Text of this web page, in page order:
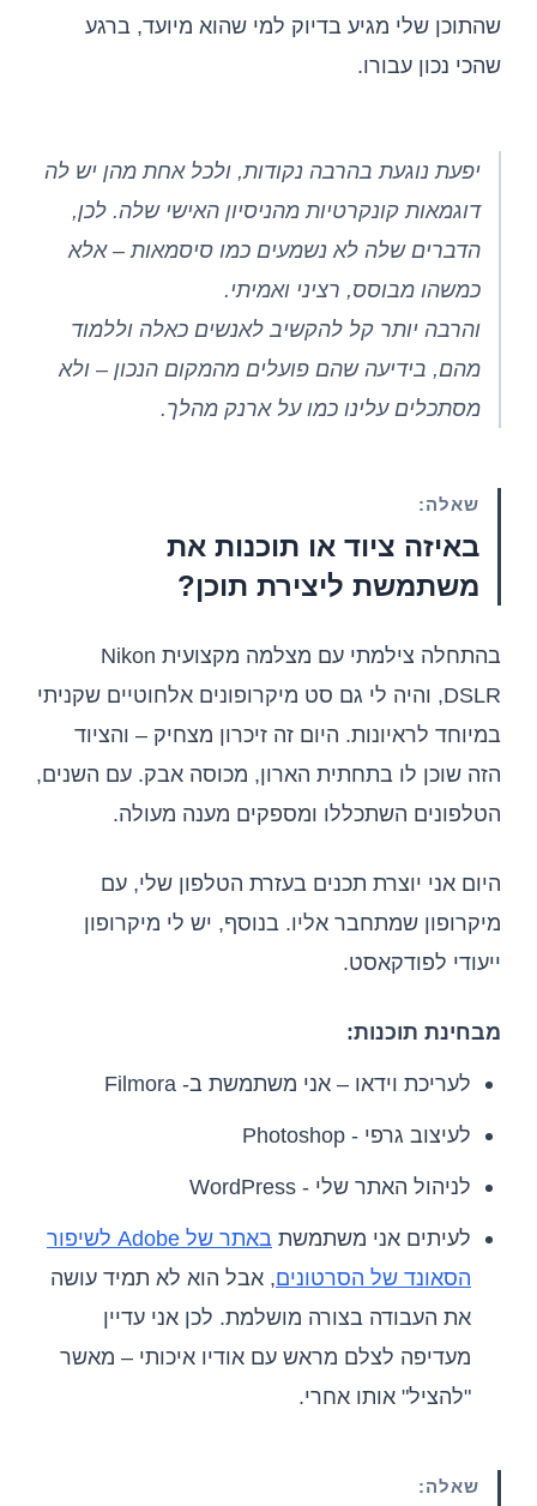
שהתוכן שלי מגיע בדיוק למי שהוא מיועד, ברגע
שהכי נכון עבורו.
יפעת נוגעת בהרבה נקודות, ולכל אחת מהן יש לה
דוגמאות קונקרטיות מהניסיון האישי שלה. לכן,
הדברים שלה לא נשמעים כמו סיסמאות – אלא
כמשהו מבוסס, רציני ואמיתי.
והרבה יותר קל להקשיב לאנשים כאלה וללמוד
מהם, בידיעה שהם פועלים מהמקום הנכון – ולא
מסתכלים עלינו כמו על ארנק מהלך.
שאלה:
באיזה ציוד או תוכנות את
משתמשת ליצירת תוכן?
בהתחלה צילמתי עם מצלמה מקצועית Nikon
DSLR, והיה לי גם סט מיקרופונים אלחוטיים שקניתי
במיוחד לראיונות. היום זה זיכרון מצחיק – והציוד
הזה שוכן לו בתחתית הארון, מכוסה אבק. עם השנים,
הטלפונים השתכללו ומספקים מענה מעולה.
היום אני יוצרת תכנים בעזרת הטלפון שלי, עם
מיקרופון שמתחבר אליו. בנוסף, יש לי מיקרופון
ייעודי לפודקאסט.
מבחינת תוכנות:
לעריכת וידאו – אני משתמשת ב- Filmora
לעיצוב גרפי - Photoshop
לניהול האתר שלי - WordPress
לעיתים אני משתמשת
באתר של Adobe לשיפור
הסאונד של הסרטונים, אבל הוא לא תמיד עושה
את העבודה בצורה מושלמת. לכן אני עדיין
מעדיפה לצלם מראש עם אודיו איכותי – מאשר
"להציל" אותו אחרי.
שאלה: